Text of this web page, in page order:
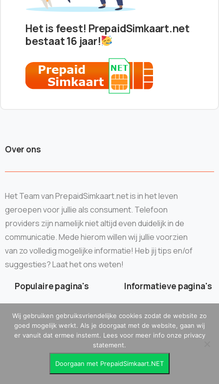
Het is feest! PrepaidSimkaart.net
bestaat 16 jaar!
Over ons
Het Team van PrepaidSimkaart.net is in het leven
geroepen voor jullie als consument. Telefoon
providers zijn namelijk niet altijd even duidelijk in de
communicatie. Mede hierom willen wij jullie voorzien
van zo volledig mogelijke informatie! Heb jij tips en/of
suggesties? Laat het ons weten!
Populaire pagina's
Data simkaart (data only)
Prepaid internet
Simkaart Kopen?
Informatieve pagina's
Algemene voorwaarden
Betaling, Verzending &
Retour
Wij gebruiken gebruiksvriendelijke cookies zodat de website zo
goed mogelijk werkt. Als je doorgaat met de website, gaan wij
er vanuit dat ermee instemt. Lees voor meer info onze privacy
statement.
Doorgaan met PrepaidSimkaart.NET